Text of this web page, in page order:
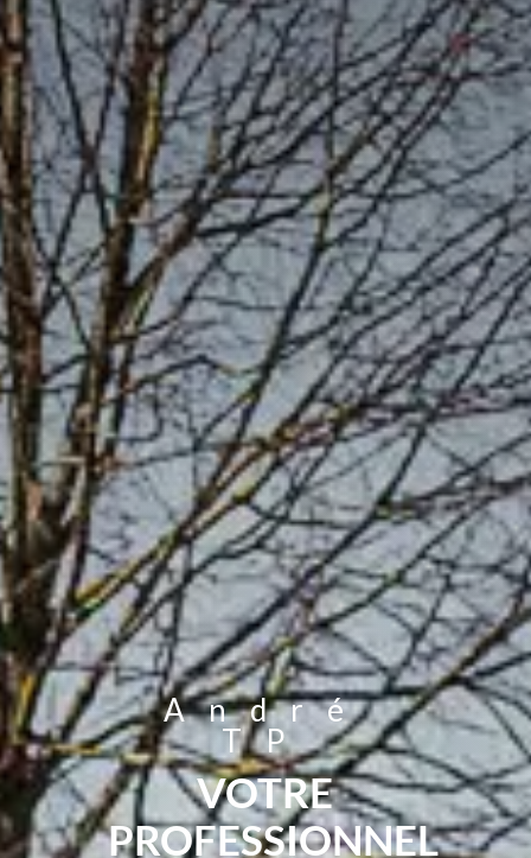
André
TP
VOTRE
PROFESSIONNEL